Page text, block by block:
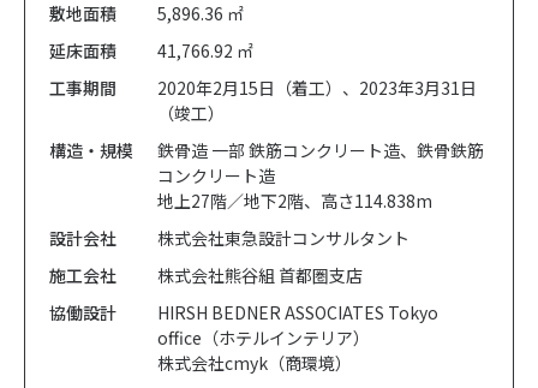
敷地面積
5,896.36 ㎡
延床面積
41,766.92 ㎡
工事期間
2020年2月15日（着工）、2023年3月31日
（竣工）
構造・規模
鉄骨造 ⼀部 鉄筋コンクリート造、鉄骨鉄筋
コンクリート造
地上27階／地下2階、高さ114.838m
設計会社
株式会社東急設計コンサルタント
施工会社
株式会社熊谷組 首都圏支店
協働設計
HIRSH BEDNER ASSOCIATES Tokyo
office（ホテルインテリア）
株式会社cmyk（商環境）